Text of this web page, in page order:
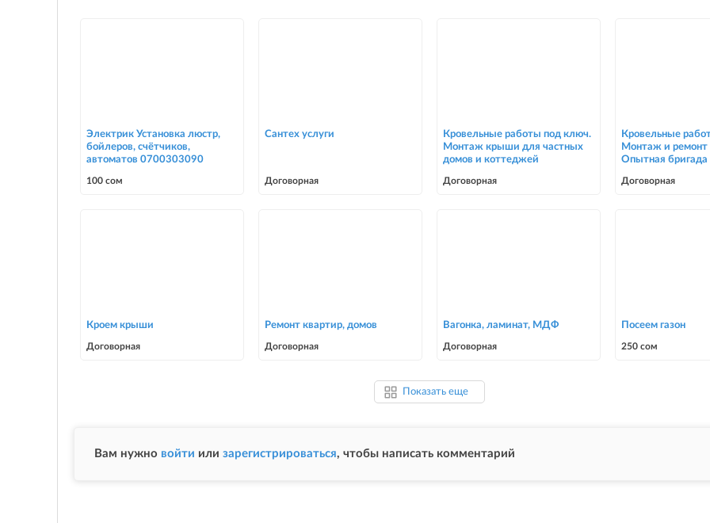
Электрик Установка люстр,
бойлеров, счётчиков,
автоматов 0700303090
100 сом
Сантех услуги
Договорная
Кровельные работы под ключ.
Монтаж крыши для частных
домов и коттеджей
Договорная
Кровельные
Монтаж и ремонт
Опытная бригада
Договорная
Кроем крыши
Договорная
Ремонт квартир, домов
Договорная
Вагонка, ламинат, МДФ
Договорная
Посеем газон
250 сом
Показать еще
Вам нужно войти или зарегистрироваться, чтобы написать комментарий